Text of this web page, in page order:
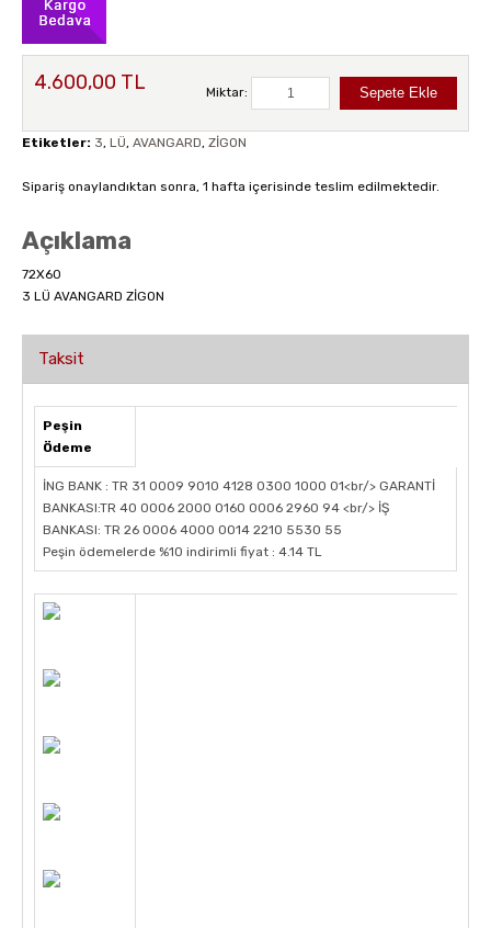
4.600,00 TL Miktar:
Etiketler: 3, LÜ, AVANGARD, ZİGON
Sipariş onaylandıktan sonra, 1 hafta içerisinde teslim edilmektedir.
Açıklama
72X60
3 LÜ AVANGARD ZİGON
Taksit
Peşin
Ödeme
İNG BANK : TR 31 0009 9010 4128 0300 1000 01<br/> GARANTİ
BANKASI:TR 40 0006 2000 0160 0006 2960 94 <br/> İŞ
BANKASI: TR 26 0006 4000 0014 2210 5530 55
Peşin ödemelerde %10 indirimli fiyat : 4.14 TL